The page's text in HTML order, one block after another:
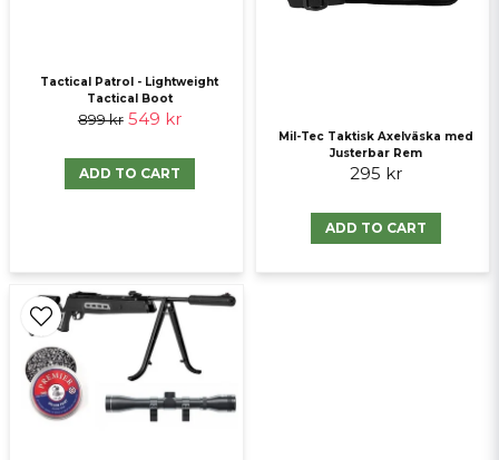
Tactical Patrol - Lightweight
Tactical Boot
899 kr 549 kr
ADD TO CART
Mil-Tec Taktisk Axelväska med
Justerbar Rem
295 kr
ADD TO CART